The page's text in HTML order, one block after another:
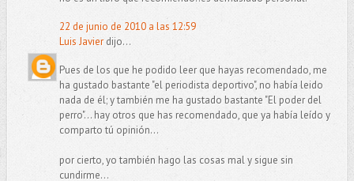
22 de junio de 2010 a las 12:59
Luis Javierdijo...
Pues de los que he podido leer que hayas recomendado, me
ha gustado bastante "el periodista deportivo", no había leido
nada de él; y también me ha gustado bastante "El poder del
perro"... hay otros que has recomendado, que ya había leído y
comparto tú opinión...
por cierto, yo también hago las cosas mal y sigue sin
cundirme...